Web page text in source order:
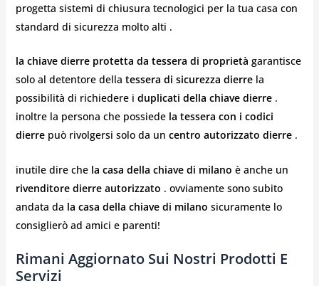
progetta sistemi di chiusura tecnologici per la tua casa con
standard di sicurezza molto alti .
la chiave dierre protetta da tessera di proprietà garantisce
solo al detentore della tessera di sicurezza dierre la
possibilità di richiedere i duplicati della chiave dierre .
inoltre la persona che possiedela tessera con i codici
dierrepuò rivolgersi solo da un centro autorizzato dierre .
inutile dire chela casa della chiave di milano è anche un
rivenditore dierre autorizzato . ovviamente sono subito
andata da la casa della chiave di milano sicuramente lo
consiglierò ad amici e parenti!
Rimani Aggiornato Sui Nostri Prodotti E
Servizi